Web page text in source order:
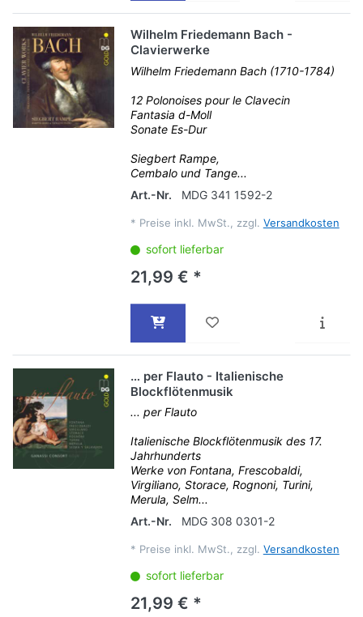
Wilhelm Friedemann Bach -
Clavierwerke
Wilhelm Friedemann Bach (1710-1784)
12 Polonoises pour le Clavecin
Fantasia d-Moll
Sonate Es-Dur
Siegbert Rampe,
Cembalo und Tange...
Art.-Nr.
MDG 341 1592-2
* Preise inkl. MwSt., zzgl. Versandkosten
sofort lieferbar
21,99 € *
… per Flauto - Italienische
Blockflötenmusik
... per Flauto
Italienische Blockflötenmusik des 17.
Jahrhunderts
Werke von Fontana, Frescobaldi,
Virgiliano, Storace, Rognoni, Turini,
Merula, Selm...
Art.-Nr.
MDG 308 0301-2
* Preise inkl. MwSt., zzgl. Versandkosten
sofort lieferbar
21,99 € *